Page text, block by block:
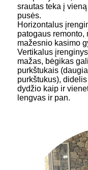
srautas teka į
pusės.
Horizontalus
patogaus
mažesnio kasimo
Vertikalus
mažas, bėgikas
purkštukais
purkštukus),
dydžio kaip ir
lengvas ir pan.